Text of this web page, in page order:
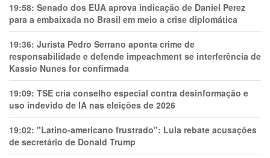
19:58: Senado dos EUA aprova indicação de Daniel Perez
para a embaixada no Brasil em meio a crise diplomática
19:36: Jurista Pedro Serrano aponta crime de
responsabilidade e defende impeachment se interferência de
Kassio Nunes for confirmada
19:09: TSE cria conselho especial contra desinformação e
uso indevido de IA nas eleições de 2026
19:02: "Latino-americano frustrado": Lula rebate acusações
de secretário de Donald Trump